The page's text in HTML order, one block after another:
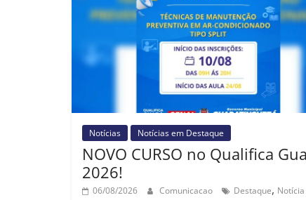
Notícias Notícias em Destaque
NOVO CURSO no Qualifica
2026!
06/08/2026 Comunicacao Destaque,